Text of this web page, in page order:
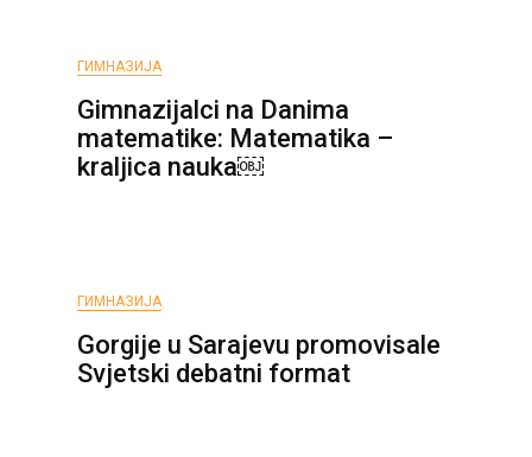
ГИМНАЗИЈА
Gimnazijalci na Danima
matematike: Matеmatika –
kraljica nauka￼
ГИМНАЗИЈА
Gorgije u Sarajevu promovisale
Svjetski debatni format